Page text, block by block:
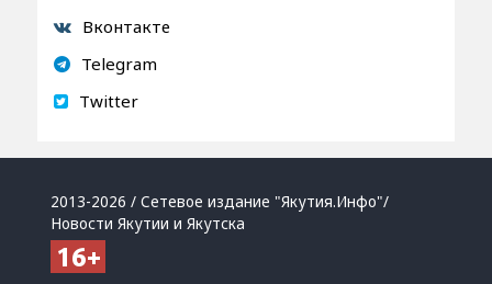
Вконтакте
Telegram
Twitter
2013-2026 / Сетевое издание "Якутия.Инфо"/
Новости Якутии и Якутска